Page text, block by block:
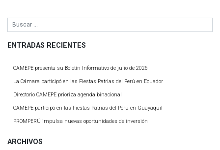
ENTRADAS RECIENTES
CAMEPE presenta su Boletín Informativo de julio de 2026
La Cámara participó en las Fiestas Patrias del Perú en Ecuador
Directorio CAMEPE prioriza agenda binacional
CAMEPE participó en las Fiestas Patrias del Perú en Guayaquil
PROMPERÚ impulsa nuevas oportunidades de inversión
ARCHIVOS